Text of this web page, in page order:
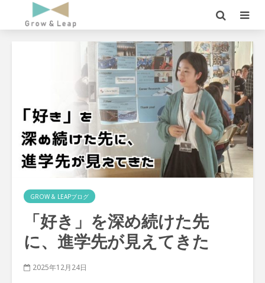
GROW & LEAPブログ
「好き」を深め続けた先
に、進学先が見えてきた
2025年12月24日